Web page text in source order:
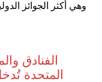
الفنادق
المتحدة